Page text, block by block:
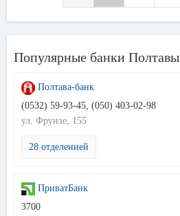
Популярные банки Полтавы
Полтава-банк
(0532) 59-93-45, (050) 403-02-98
ул. Фрунзе, 155
28 отделенией
ПриватБанк
3700